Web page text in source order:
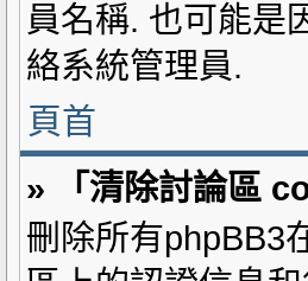
員名稱. 也可能是
絡系統管理員.
頁首
» 「清除討論區
刪除所有phpBB3